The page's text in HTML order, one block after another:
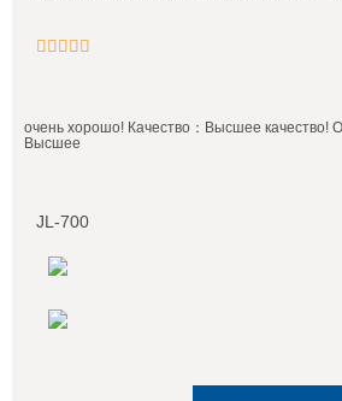

очень хорошо! Качество：Высшее качество!
Высшее
JL-700